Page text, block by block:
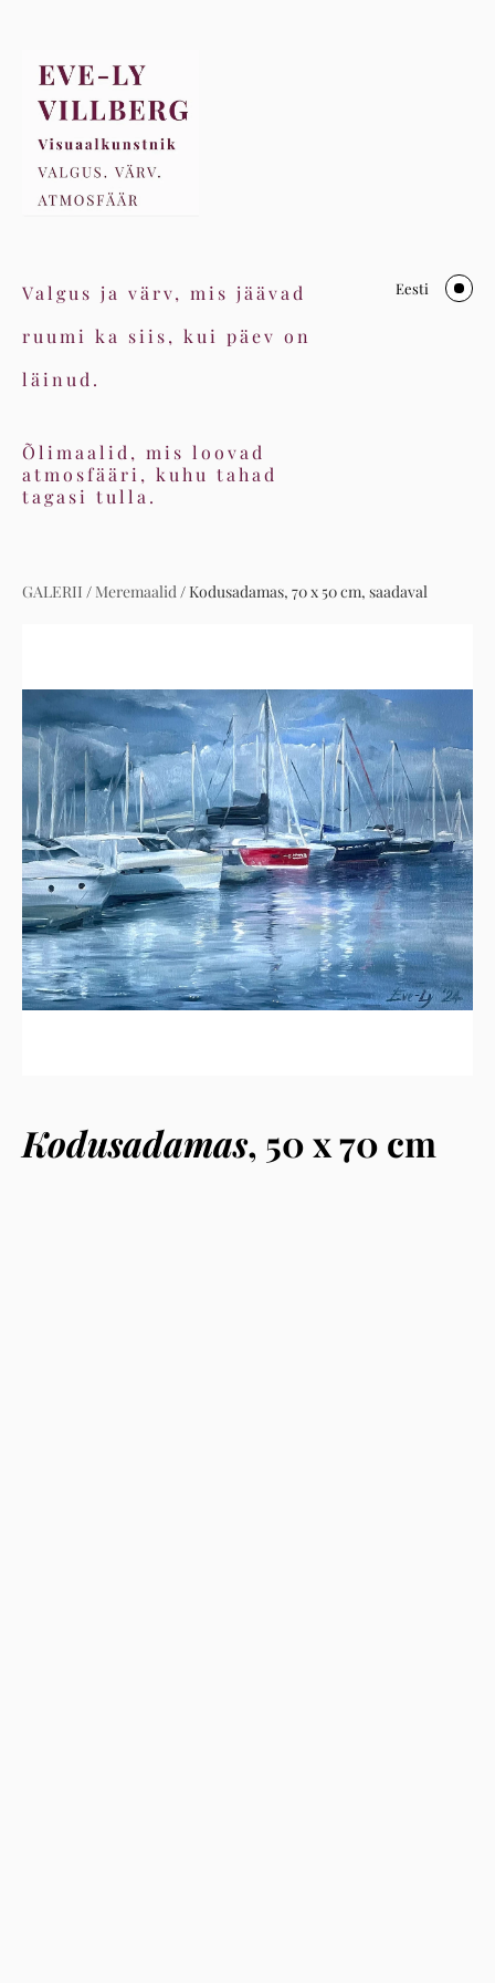
Valgus ja värv, mis jäävad
ruumi ka siis, kui päev on
läinud.
Õlimaalid, mis loovad
atmosfääri, kuhu tahad
tagasi tulla.
Eesti
GALERII / Meremaalid/Kodusadamas, 70 x 50 cm, saadaval
Kodusadamas, 50 x 70 cm